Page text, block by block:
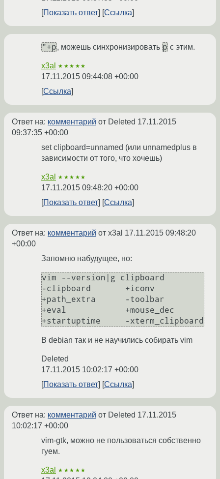
Показать ответ
Ссылка
"+p, можешь синхронизировать p с этим.
x3al ★★★★★
17.11.2015 09:44:08 +00:00
Ссылка
Ответ на: комментарий от Deleted 17.11.2015
09:37:35 +00:00
set clipboard=unnamed (или unnamedplus в
зависимости от того, что хочешь)
x3al ★★★★★
17.11.2015 09:48:20 +00:00
Показать ответ
Ссылка
Ответ на: комментарий от x3al 17.11.2015 09:48:20
+00:00
Запомню набудущее, но:
vim --version|g clipboard
-clipboard       +iconv
+path_extra      -toolbar
+eval            +mouse_dec
В debian так и не научились собирать vim
Deleted
17.11.2015 10:02:17 +00:00
Показать ответ
Ссылка
Ответ на: комментарий от Deleted 17.11.2015
10:02:17 +00:00
vim-gtk, можно не пользоваться собственно
гуем.
x3al ★★★★★